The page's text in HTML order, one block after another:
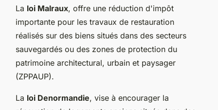
La loi Malraux, offre une réduction d'impôt
importante pour les travaux de restauration
réalisés sur des biens situés dans des secteurs
sauvegardés ou des zones de protection du
patrimoine architectural, urbain et paysager
(ZPPAUP).
La loi Denormandie, vise à encourager la